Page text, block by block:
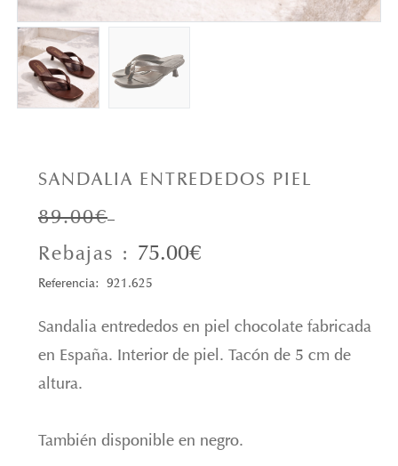
SANDALIA ENTREDEDOS PIEL
89.00€
Rebajas : 75.00€
Referencia: 921.625
Sandalia entrededos en piel chocolate fabricada
en España. Interior de piel. Tacón de 5 cm de
altura.
También disponible en negro.